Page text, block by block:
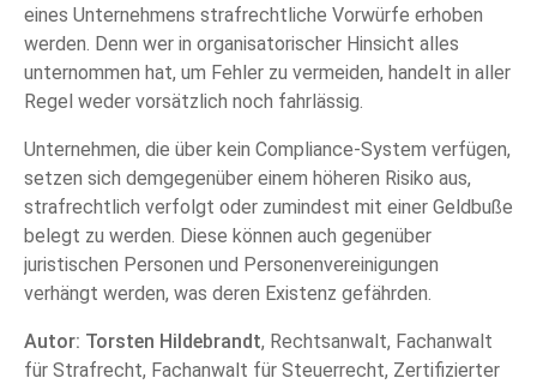
eines Unternehmens strafrechtliche Vorwürfe erhoben
werden. Denn wer in organisatorischer Hinsicht alles
unternommen hat, um Fehler zu vermeiden, handelt in aller
Regel weder vorsätzlich noch fahrlässig.
Unternehmen, die über kein Compliance-System verfügen,
setzen sich demgegenüber einem höheren Risiko aus,
strafrechtlich verfolgt oder zumindest mit einer Geldbuße
belegt zu werden. Diese können auch gegenüber
juristischen Personen und Personenvereinigungen
verhängt werden, was deren Existenz gefährden.
Autor: Torsten Hildebrandt, Rechtsanwalt, Fachanwalt
für Strafrecht, Fachanwalt für Steuerrecht, Zertifizierter